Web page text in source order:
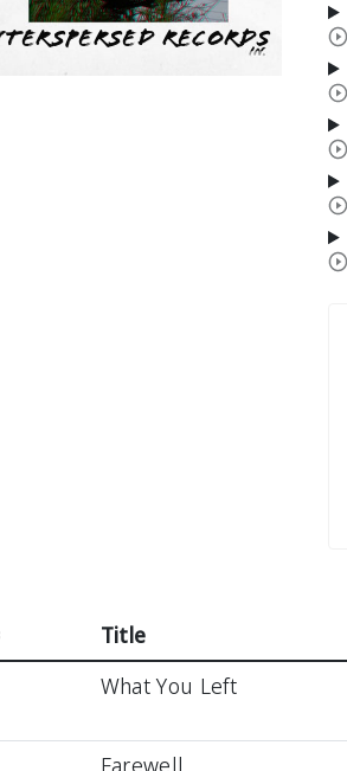
Title
What You Left
Farewell
Records